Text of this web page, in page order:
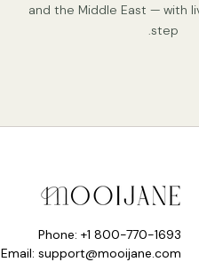
and the Middle East — with
step.
Phone: +1 800-770-1693
Email: support@mooijane.com